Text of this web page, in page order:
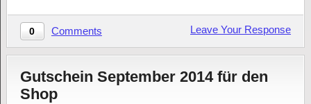
0 Comments Leave Your Response
Gutschein September 2014 für den
Shop